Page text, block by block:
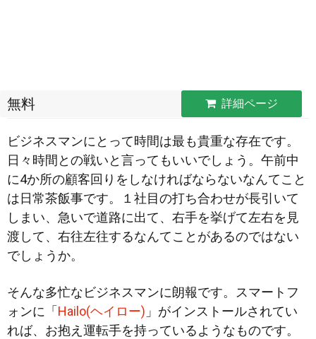
無料 詳細ページ
ビジネスマンにとって時間は最も貴重な存在です。
日々時間との戦いと言ってもいいでしょう。午前中
に4か所の顧客回りをしなければならないなんてこと
は日常茶飯事です。１社目の打ち合わせが長引いて
しまい、急いで道路に出て、右手を挙げて左右を見
渡して、右往左往するなんてことがあるのではない
でしょうか。
そんな多忙なビジネスマンに朗報です。スマートフ
ォンに「 Hailo(ヘイロー) 」がインストールされてい
れば、お抱え運転手を持っているようなものです。